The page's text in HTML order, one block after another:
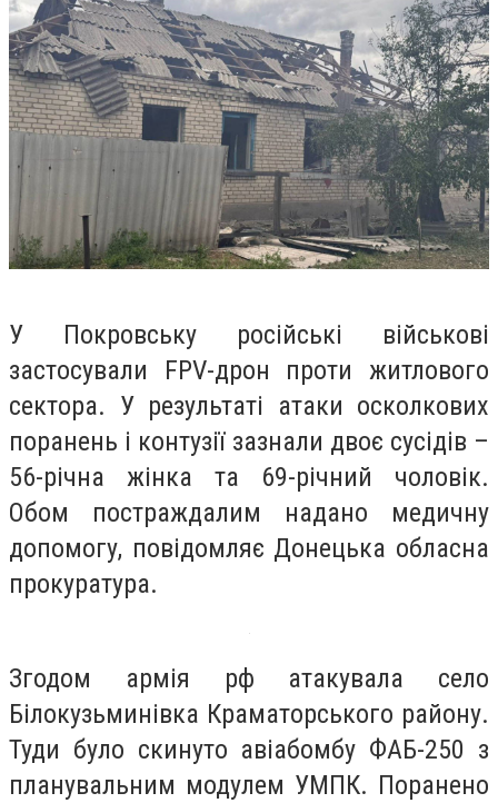
У Покровську російські військові
застосували FPV-дрон проти житлового
сектора. У результаті атаки осколкових
поранень і контузії зазнали двоє сусідів –
56-річна жінка та 69-річний чоловік.
Обом постраждалим надано медичну
допомогу, повідомляє Донецька обласна
прокуратура.
Згодом армія рф атакувала село
Білокузьминівка Краматорського району.
Туди було скинуто авіабомбу ФАБ-250 з
планувальним модулем УМПК. Поранено